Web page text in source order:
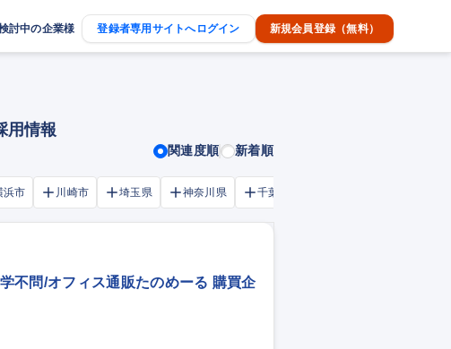
討中の企業様 登録者専用サイトへログイン 新規会員登録（無料）
用情報
関連度順 新着順
浜市 川崎市 埼玉県 神奈川県 千葉市
不問/オフィス通販たのめーる 購買企